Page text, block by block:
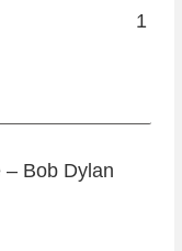
1
Bob Dylan